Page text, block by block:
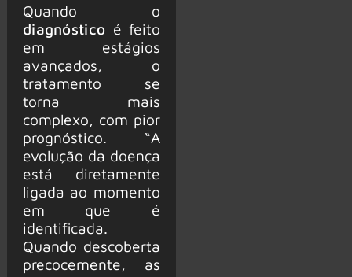
Quando o
diagnóstico é feito
em estágios
avançados, o
tratamento se
torna mais
complexo, com pior
prognóstico. “A
evolução da doença
está diretamente
ligada ao momento
em que é
identificada.
Quando descoberta
precocemente, as